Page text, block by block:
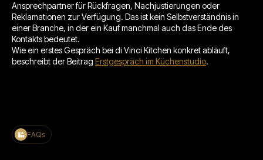
Ansprechpartner für Rückfragen, Nachjustierungen oder
Reklamationen zur Verfügung. Das ist kein Selbstverständnis in
einer Branche, in der ein Kauf manchmal auch das Ende des
Kontakts bedeutet.
Wie ein erstes Gespräch bei di Vinci Kitchen konkret abläuft,
beschreibt der Beitrag Erstgespräch im Küchenstudio.
FAQs